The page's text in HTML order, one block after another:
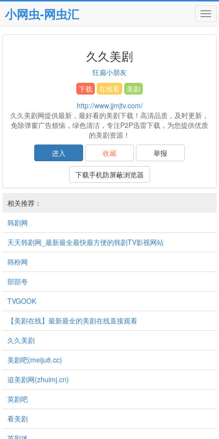
小网虫-网虫汇
久久美剧
狂扁小朋友
下载
在线看
美剧
http://www.jjmjtv.com/
久久美剧网提供最新，最好看的美剧下载！高清品质，及时更新，
免除弹窗广告烦恼，绿色清洁，专注P2P迅雷下载，为您提供优质
的美剧资源！
进入
收藏 举报
下载手机防屏蔽浏览器
相关推荐：
韩剧网
天天韩剧网_最新最全最快最方便的韩剧TV影视网站
韩粉网
部部夸
TVGOOK
【美剧在线】最新最全的美剧在线直接观看
久久美剧
美剧吧(meiju8.cc)
追美剧网(zhuimj.cn)
英剧吧
看美剧